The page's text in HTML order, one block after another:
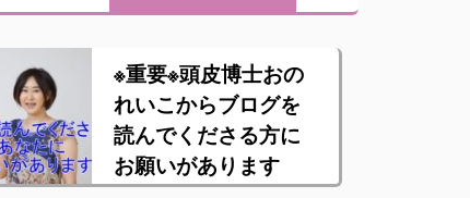
※重要※頭皮博士おの
れいこからブログを
読んでくださる方に
お願いがあります